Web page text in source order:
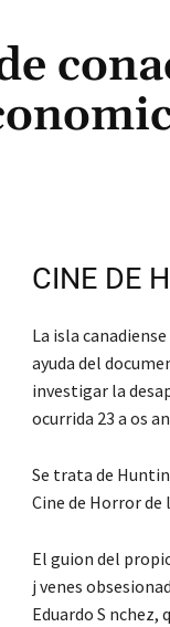
CINE DE
La isla
ayuda del
investigar la
ocurrida 23 a os
Se trata de
Cine de Horror de
El guion del
j venes
Eduardo S nchez,